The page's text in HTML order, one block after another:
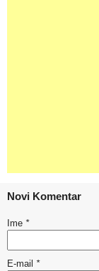
Novi Komentar
Ime *
E-mail *